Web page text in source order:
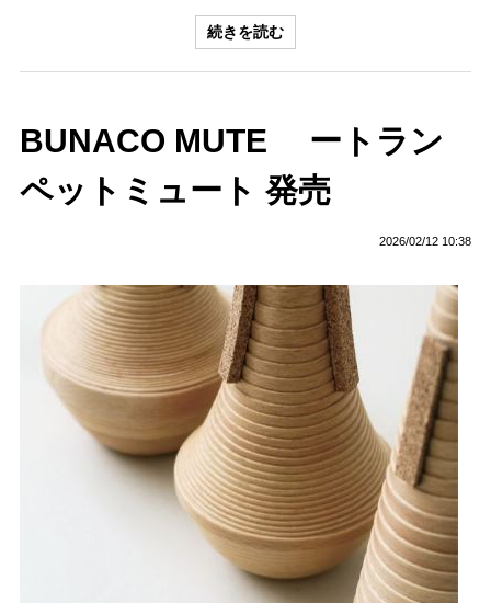
続きを読む
BUNACO MUTE ートラン
ペットミュート 発売
2026/02/12 10:38